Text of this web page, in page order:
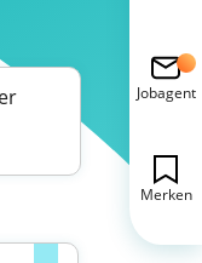
Jobagent
Merken